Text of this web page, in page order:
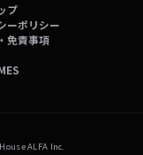
プ
ーポリシー
免責事項
ALFA Inc.